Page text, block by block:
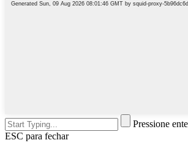
Pressione
ESC para fechar